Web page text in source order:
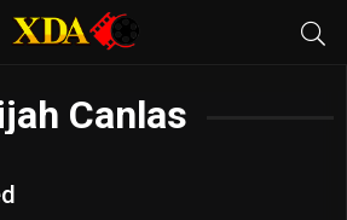
Canlas